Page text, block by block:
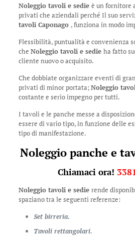
Noleggio tavoli e sedie è un fornitore
privati che aziendali perché Il suo
tavoli Caponago , funziona in modo
Flessibilità, puntualità e convenienza
che Noleggio tavoli e sedie ha fatto
cliente nuovo o acquisito.
Che dobbiate organizzare eventi di
privati di minor portata;Noleggio
costante e serio impegno per tutti.
I tavoli e le panche messe a
essere di vario tipo, in funzione delle
tipo di manifestazione.
Noleggio panche e
Chiamaci ora!
Noleggio tavoli e sedie rende
spaziano tra le seguenti referenze:
Set birreria.
Tavoli rettangolari.